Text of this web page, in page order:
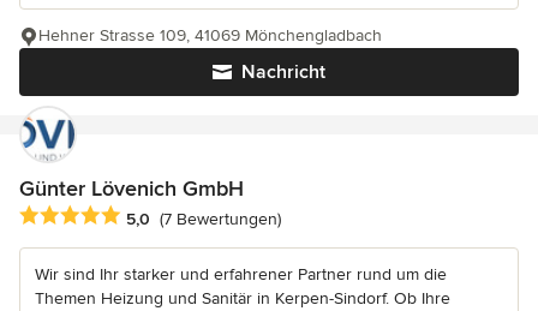
Nachricht
Hehner Strasse 109, 41069 Mönchengladbach
Günter Lövenich GmbH
Durchschnittliche Bewertung: 5 von 5 Sternen
5,0 (7 Bewertungen)
Wir sind Ihr starker und erfahrener Partner rund um die
Themen Heizung und Sanitär in Kerpen-Sindorf. Ob Ihre